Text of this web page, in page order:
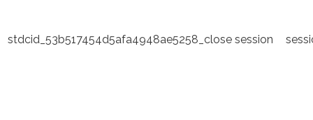
stdcid_53b517454d5afa4948ae5258_close session